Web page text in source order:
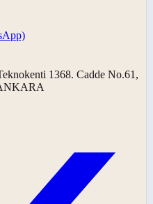
1368. Cadde No.61,